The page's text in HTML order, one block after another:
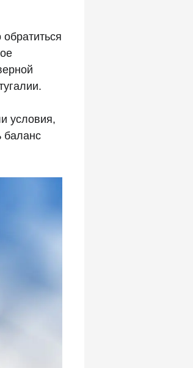
условия,
баланс